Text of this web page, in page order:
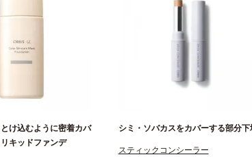
け込むように密着カバ
キッドファンデ
シミ・ソバカスをカバーする部分下
スティックコンシーラー